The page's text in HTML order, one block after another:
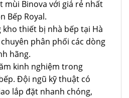
mùi Binova với giá rẻ nhất
Bếp Royal.
kho thiết bị nhà bếp tại Hà
phân phối các dòng
hãng.
kinh nghiệm trong
Đội ngũ kỹ thuật có
lắp đặt nhanh chóng,